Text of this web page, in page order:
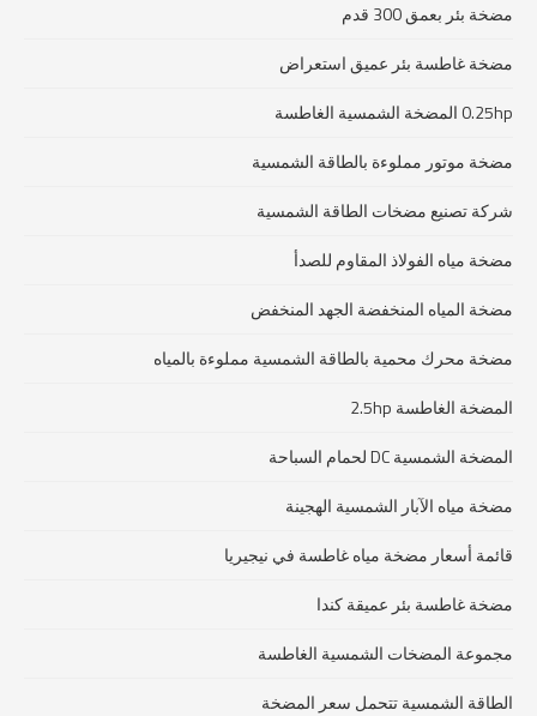
مضخة بئر بعمق 300 قدم
مضخة غاطسة بئر عميق استعراض
0.25hp المضخة الشمسية الغاطسة
مضخة موتور مملوءة بالطاقة الشمسية
شركة تصنيع مضخات الطاقة الشمسية
مضخة مياه الفولاذ المقاوم للصدأ
مضخة المياه المنخفضة الجهد المنخفض
مضخة محرك محمية بالطاقة الشمسية مملوءة بالمياه
المضخة الغاطسة 2.5hp
المضخة الشمسية DC لحمام السباحة
مضخة مياه الآبار الشمسية الهجينة
قائمة أسعار مضخة مياه غاطسة في نيجيريا
مضخة غاطسة بئر عميقة كندا
مجموعة المضخات الشمسية الغاطسة
الطاقة الشمسية تتحمل سعر المضخة